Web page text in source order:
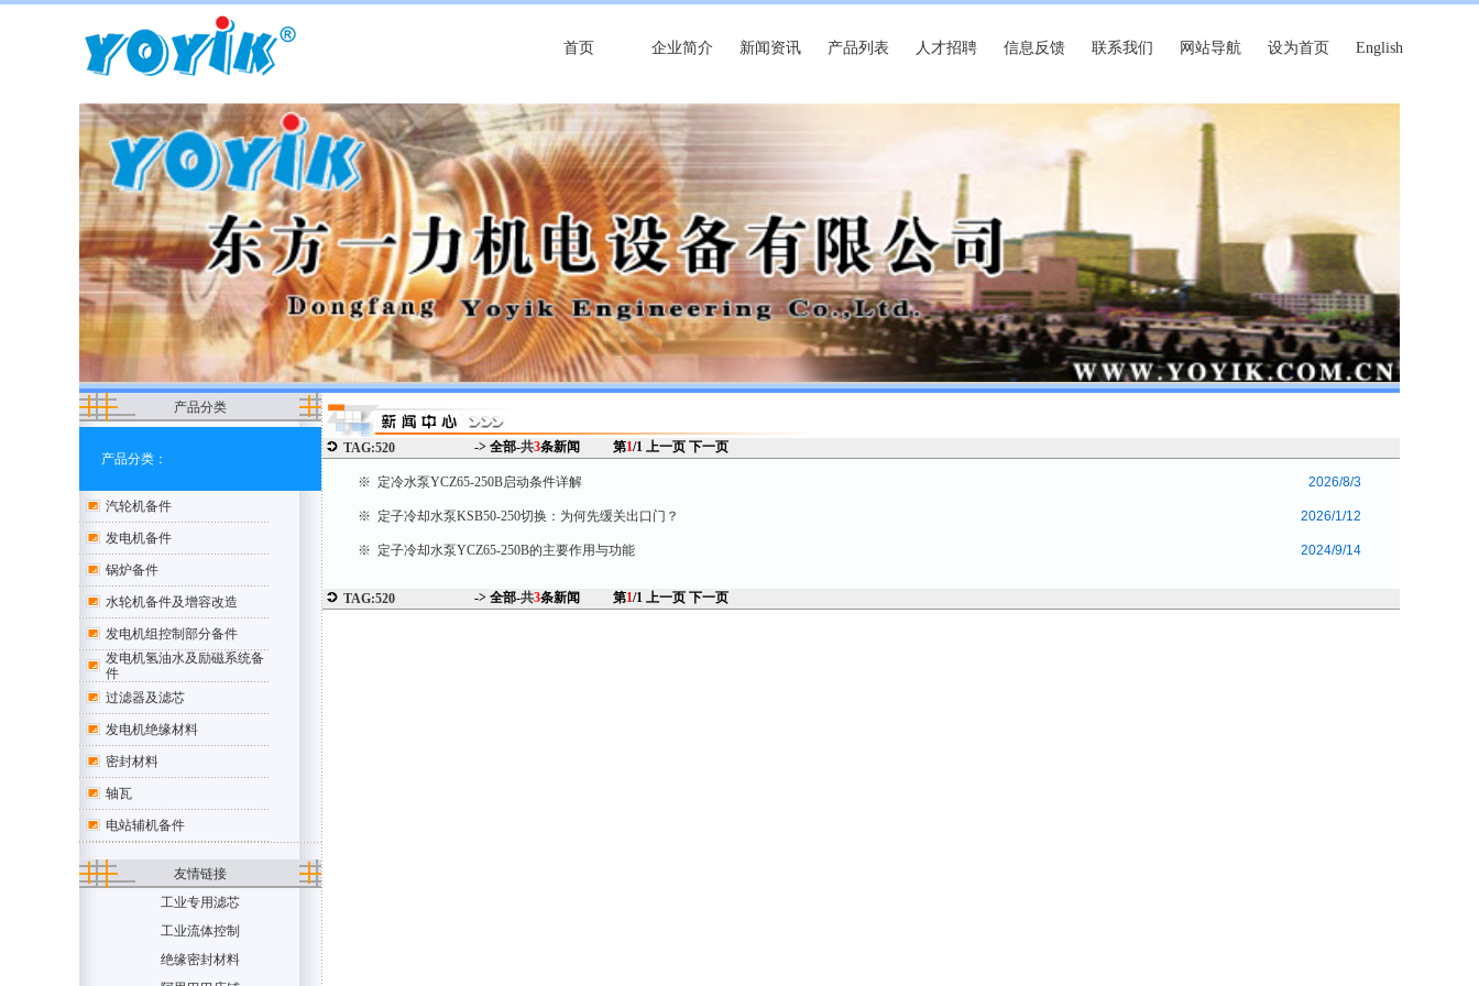
首页 企业简介 新闻资讯 产品列表 人才招聘 信息反馈 联系我们 网站导航 设为首页 English
产品分类
产品分类：
汽轮机备件
发电机备件
锅炉备件
水轮机备件及增容改造
发电机组控制部分备件
发电机氢油水及励磁系统备
件
过滤器及滤芯
发电机绝缘材料
密封材料
轴瓦
电站辅机备件
友情链接
工业专用滤芯
工业流体控制
绝缘密封材料
TAG:520 -> 全部-共3条新闻 第1/1 上一页 下一页
※ 定冷水泵YCZ65-250B启动条件详解 2026/8/3
※ 定子冷却水泵KSB50-250切换：为何先缓关出口门？ 2026/1/12
※ 定子冷却水泵YCZ65-250B的主要作用与功能 2024/9/14
TAG:520 -> 全部-共3条新闻 第1/1 上一页 下一页